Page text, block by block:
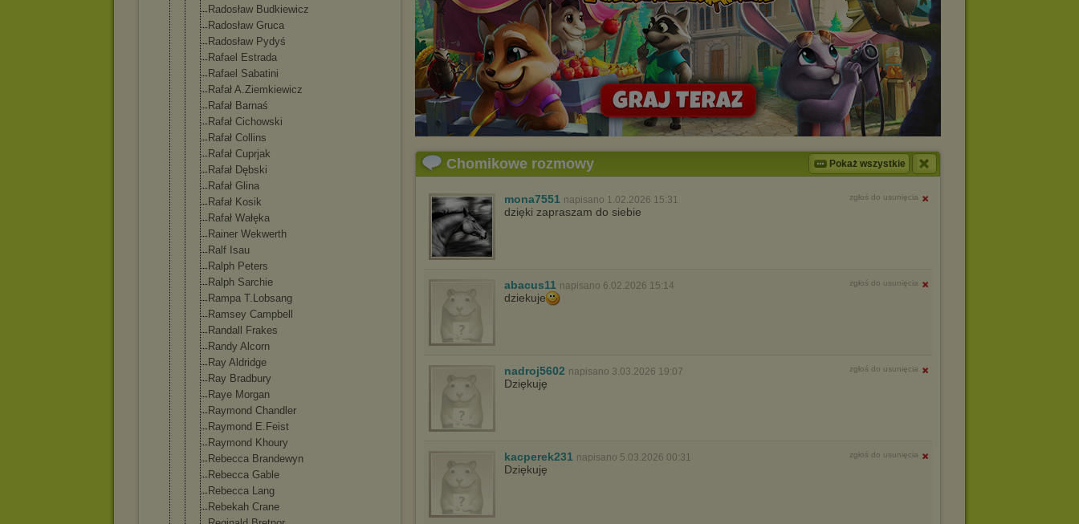
Radosław Budkiewicz
Radosław Gruca
Radosław Pydyś
Rafael Estrada
Rafael Sabatini
Rafał A.Ziemkiewicz
Rafał Barnaś
Rafał Cichowski
Rafał Collins
Rafał Cuprjak
Rafał Dębski
Rafał Glina
Rafał Kosik
Rafał Wałęka
Rainer Wekwerth
Ralf Isau
Ralph Peters
Ralph Sarchie
Rampa T.Lobsang
Ramsey Campbell
Randall Frakes
Randy Alcorn
Ray Aldridge
Ray Bradbury
Raye Morgan
Raymond Chandler
Raymond E.Feist
Raymond Khoury
Rebecca Brandewyn
Rebecca Gable
Rebecca Lang
Rebekah Crane
Chomikowe rozmowy Pokaż wszystkie
mona7551 napisano 1.02.2026 15:31 zgłoś do usunięcia
dzięki zapraszam do siebie
abacus11 napisano 6.02.2026 15:14 zgłoś do usunięcia
dziekuje
nadroj5602 napisano 3.03.2026 19:07 zgłoś do usunięcia
Dziękuję
kacperek231 napisano 5.03.2026 00:31 zgłoś do usunięcia
Dziękuję